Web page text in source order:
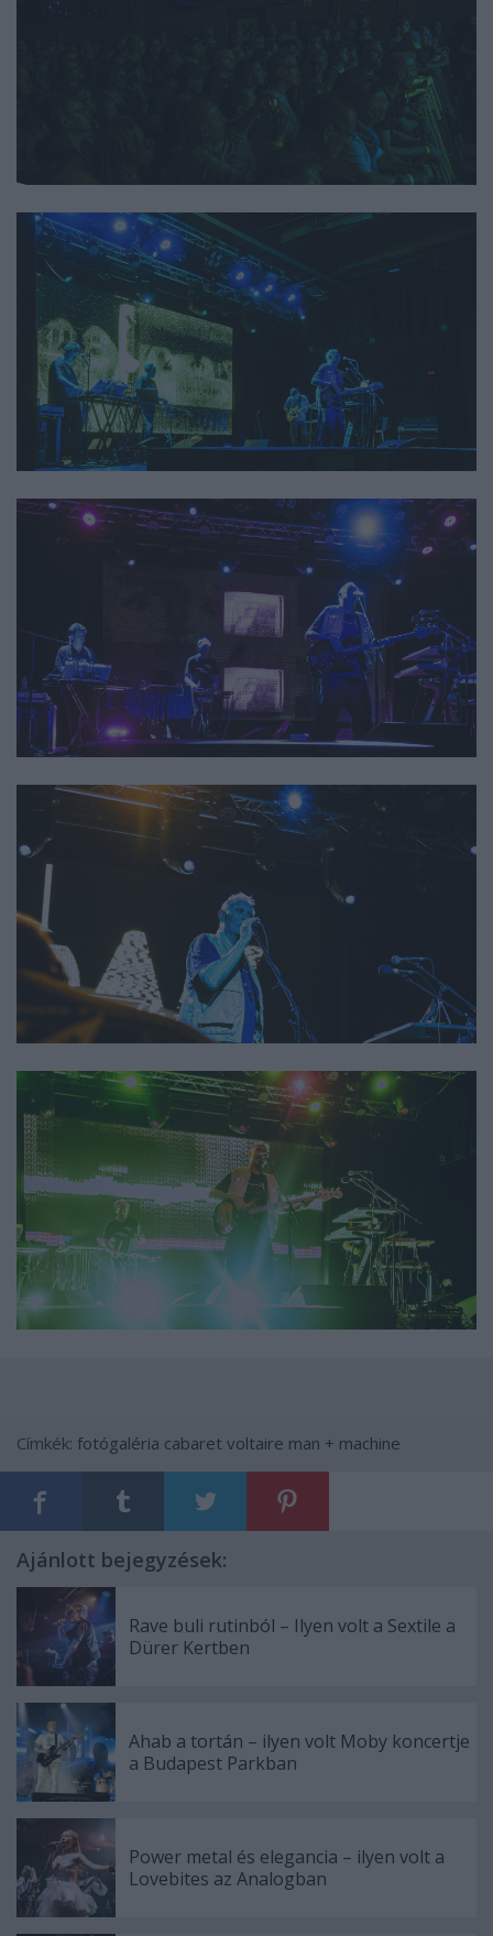
Címkék: fotógaléria cabaret voltaire man + machine
Ajánlott bejegyzések:
Rave buli rutinból – Ilyen volt a Sextile a
Dürer Kertben
Ahab a tortán – ilyen volt Moby koncertje
a Budapest Parkban
Power metal és elegancia – ilyen volt a
Lovebites az Analogban